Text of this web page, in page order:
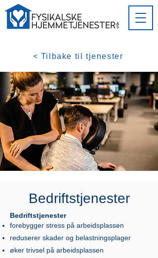
< Tilbake til tjenester
Bedriftstjenester
Bedriftstjenester
forebygger stress på arbeidsplassen
reduserer skader og belastningsplager
øker trivsel på arbeidsplassen